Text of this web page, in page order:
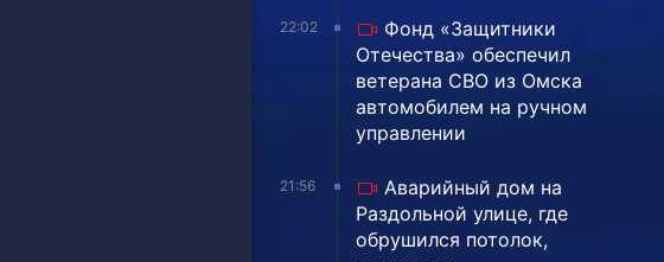
22:02
Фонд «Защитники
Отечества» обеспечил
ветерана СВО из Омска
автомобилем на ручном
управлении
21:56
Аварийный дом на
Раздольной улице, где
обрушился потолок,